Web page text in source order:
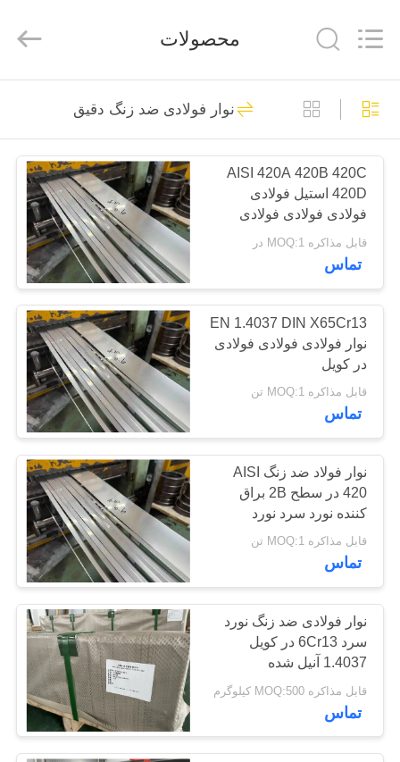
خانه
محصولات
فیلم
های
درباره
کارخانه
کنترل
کیفیت
ما
تماس
بگیرید
درخواست
نقل قول
Steel
Co.,
Rights
فولاد ضد زنگ
مارنسیتیک
تهویه مطبوع از فولاد
ضد زنگ
109
فولاد ضد زنگ Ferritic
71
آلیاژ های ویژه
30
محصولات
نوار فولادی ضد زنگ دقیق
AISI 420A 420B 420C
420D استیل فولادی
فولادی فولادی فولادی
فولادی فولادی
قابل مذاکره MOQ:1 در
تماس
EN 1.4037 DIN X65Cr13
نوار فولادی فولادی فولادی
در کویل
قابل مذاکره MOQ:1 تن
تماس
نوار فولاد ضد زنگ AISI
420 در سطح 2B براق
کننده نورد سرد نورد
قابل مذاکره MOQ:1 تن
تماس
نوار فولادی ضد زنگ نورد
سرد 6Cr13 در کویل
1.4037 آنیل شده
قابل مذاکره MOQ:500 کیلوگرم
تماس